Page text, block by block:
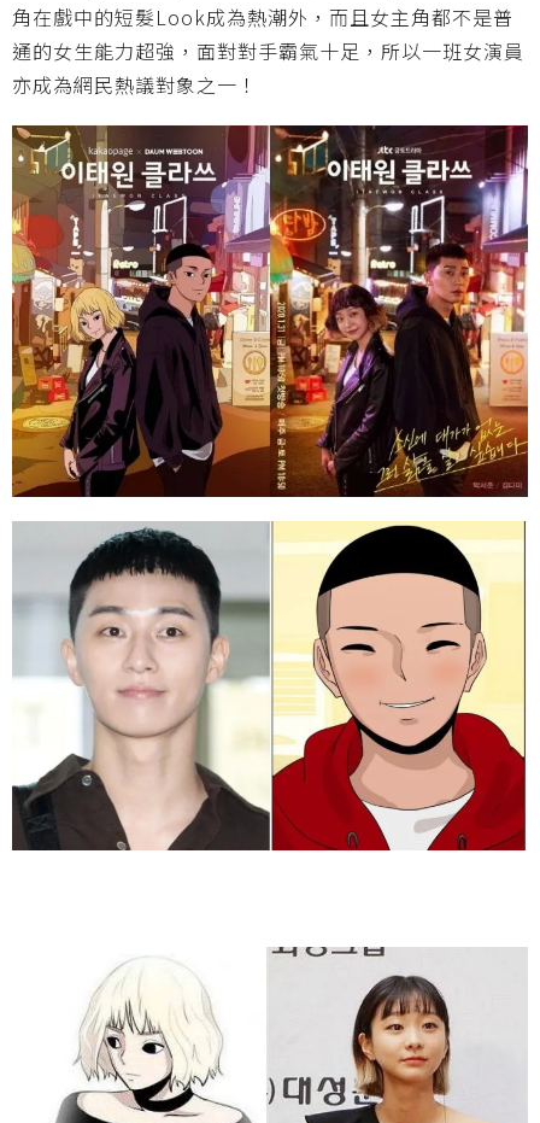
角在戲中的短髮Look成為熱潮外，而且女主角都不是普
通的女生能力超強，面對對手霸氣十足，所以一班女演員
亦成為網民熱議對象之一！